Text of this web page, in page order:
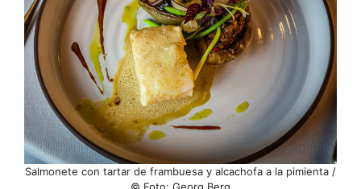
Salmonete con tartar de frambuesa y alcachofa a la pimienta /
© Foto: Georg Berg